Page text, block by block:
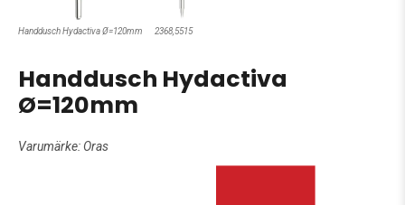
Handdusch Hydactiva Ø=120mm 2368,5515
Handdusch Hydactiva
Ø=120mm
Varumärke: Oras